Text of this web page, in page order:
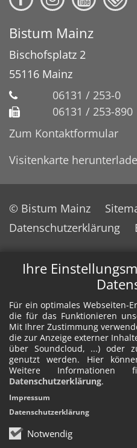
Ihre
Für ein optimales Webseiten-
die für das Funktionieren
Mit Ihrer Zustimmung
die zur Anzeige externer
über Soundcloud, ...) oder
genutzt werden. Hier
Weitere
Datenschutzerklärung.
Notwendig
Impressum
Datenschutzerklärung
Bistum Mainz
Bischofsplatz 2
55116 Mainz
06131 / 253-0
06131 / 253-890
Zum Kontaktformular
Visitenkarte
© Bistum Mainz
Datenschutzerklärung